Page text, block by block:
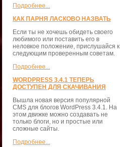
Подробнее...
КАК ПАРНЯ ЛАСКОВО НАЗВАТЬ
Если ты не хочешь обидеть своего
любимого или поставить его в
неловкое положение, прислушайся к
следующим проверенным советам.
Подробнее...
WORDPRESS 3.4.1 ТЕПЕРЬ
ДОСТУПЕН ДЛЯ СКАЧИВАНИЯ
Вышла новая версия популярной
CMS для блогов WordPress 3.4.1. На
этом движке можно создавать не
только блоги, но и простые или
сложные сайты.
Подробнее...